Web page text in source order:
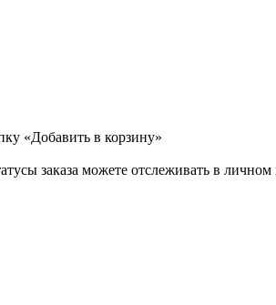
«Добавить в корзину»
заказа можете отслеживать в личном